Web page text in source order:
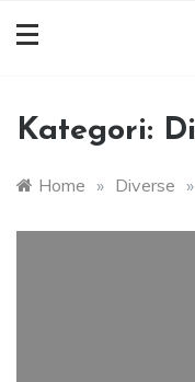
Kategori:
Home » Diverse »